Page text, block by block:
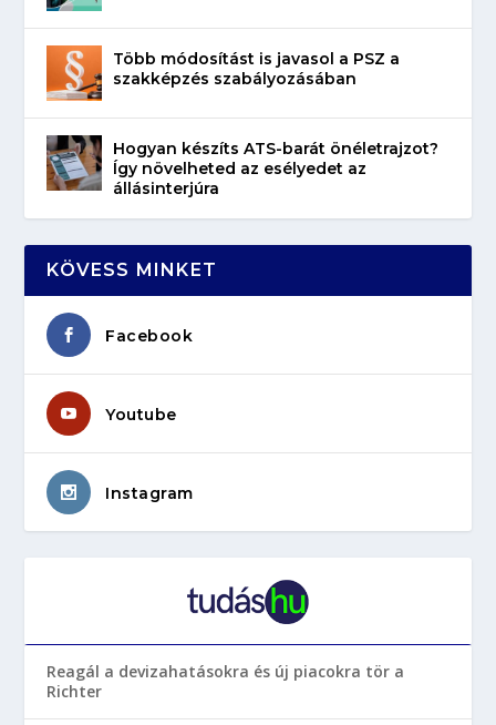
Több módosítást is javasol a PSZ a
szakképzés szabályozásában
Hogyan készíts ATS-barát önéletrajzot?
Így növelheted az esélyedet az
állásinterjúra
KÖVESS MINKET
Facebook
Youtube
Instagram
Reagál a devizahatásokra és új piacokra tör a
Richter